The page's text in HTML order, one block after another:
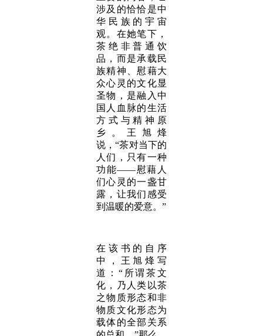
涉及的恰恰是中
华民族的宇宙
观。在她笔下，
茶绝非普通饮
品，而是承载民
族精神、慰藉大
众心灵的文化显
圣物，是融入中
国人血脉的生活
方式与精神原
乡。王旭烽
说，“茶对当下的
人们，只有一种
功能——慰藉人
们心灵的一盏甘
露，让我们感受
到温暖的爱意。”
在该书的自序
中，王旭烽写
道：“所谓茶文
化，乃人类以茶
之物质形态和非
物质文化形态为
载体的全部关系